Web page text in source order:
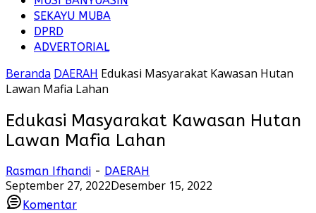
SEKAYU MUBA
DPRD
ADVERTORIAL
Beranda DAERAH Edukasi Masyarakat Kawasan Hutan
Lawan Mafia Lahan
Edukasi Masyarakat Kawasan Hutan
Lawan Mafia Lahan
Rasman Ifhandi - DAERAH
September 27, 2022Desember 15, 2022
Komentar